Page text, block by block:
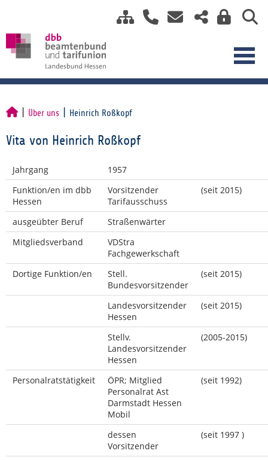
Über uns Heinrich Roßkopf
Vita von Heinrich Roßkopf
Jahrgang
1957
Funktion/en im dbb
Hessen
Vorsitzender
Tarifausschuss
(seit 2015)
ausgeübter Beruf
Straßenwärter
Mitgliedsverband
VDStra
Fachgewerkschaft
Dortige Funktion/en
Stell.
Bundesvorsitzender
(seit 2015)
Landesvorsitzender
Hessen
(seit 2015)
Stellv.
Landesvorsitzender
Hessen
(2005-2015)
Personalratstätigkeit
ÖPR; Mitglied
Personalrat Ast
Darmstadt Hessen
Mobil
(seit 1992)
dessen
Vorsitzender
(seit 1997 )